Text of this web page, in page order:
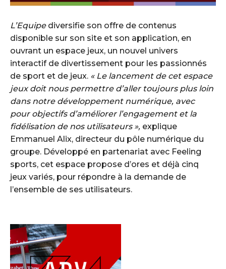
L’Equipediversifie son offre de contenus
disponible sur son site et son application, en
ouvrant un espace jeux, un nouvel univers
interactif de divertissement pour les passionnés
de sport et de jeux. « Le lancement de cet espace
jeux doit nous permettre d’aller toujours plus loin
dans notre développement numérique, avec
pour objectifs d’améliorer l’engagement et la
fidélisation de nos utilisateurs », explique
Emmanuel Alix, directeur du pôle numérique du
groupe. Développé en partenariat avec Feeling
sports, cet espace propose d’ores et déjà cinq
jeux variés, pour répondre à la demande de
l’ensemble de ses utilisateurs.